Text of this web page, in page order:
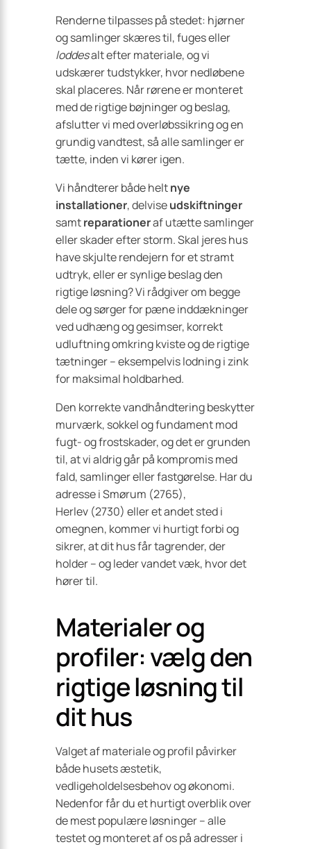
Renderne tilpasses på stedet: hjørner
og samlinger skæres til, fuges eller
loddesalt efter materiale, og vi
udskærer tudstykker, hvor nedløbene
skal placeres. Når rørene er monteret
med de rigtige bøjninger og beslag,
afslutter vi med overløbssikring og en
grundig vandtest, så alle samlinger er
tætte, inden vi kører igen.
Vi håndterer både heltnye
installationer, delviseudskiftninger
samtreparationeraf utætte samlinger
eller skader efter storm. Skal jeres hus
have skjulte rendejern for et stramt
udtryk, eller er synlige beslag den
rigtige løsning? Vi rådgiver om begge
dele og sørger for pæne inddækninger
ved udhæng og gesimser, korrekt
udluftning omkring kviste og de rigtige
tætninger – eksempelvis lodning i zink
for maksimal holdbarhed.
Den korrekte vandhåndtering beskytter
murværk, sokkel og fundament mod
fugt- og frostskader, og det er grunden
til, at vi aldrig går på kompromis med
fald, samlinger eller fastgørelse. Har du
adresse i Smørum (2765),
Herlev (2730) eller et andet sted i
omegnen, kommer vi hurtigt forbi og
sikrer, at dit hus får tagrender, der
holder – og leder vandet væk, hvor det
hører til.
Materialer og
profiler: vælg den
rigtige løsning til
dit hus
Valget af materiale og profil påvirker
både husets æstetik,
vedligeholdelsesbehov og økonomi.
Nedenfor får du et hurtigt overblik over
de mest populære løsninger – alle
testet og monteret af os på adresser i